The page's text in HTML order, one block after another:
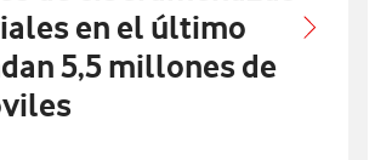
en el último
5,5 millones de